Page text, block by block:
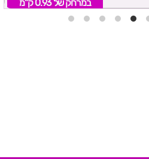
במרחק של 0.93 ק"מ